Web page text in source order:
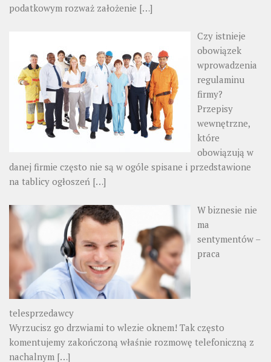
podatkowym rozważ założenie […]
Czy istnieje
obowiązek
wprowadzenia
regulaminu
firmy?
Przepisy
wewnętrzne,
które
obowiązują w
danej firmie często nie są w ogóle spisane i przedstawione
na tablicy ogłoszeń […]
W biznesie nie
ma
sentymentów –
praca
telesprzedawcy
Wyrzucisz go drzwiami to wlezie oknem! Tak często
komentujemy zakończoną właśnie rozmowę telefoniczną z
nachalnym […]